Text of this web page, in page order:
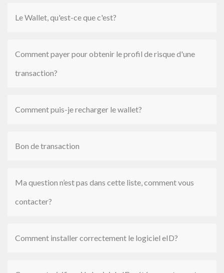
Le Wallet, qu'est-ce que c'est?
Comment payer pour obtenir le profil de risque d'une
transaction?
Comment puis-je recharger le wallet?
Bon de transaction
Ma question n’est pas dans cette liste, comment vous
contacter?
Comment installer correctement le logiciel eID?